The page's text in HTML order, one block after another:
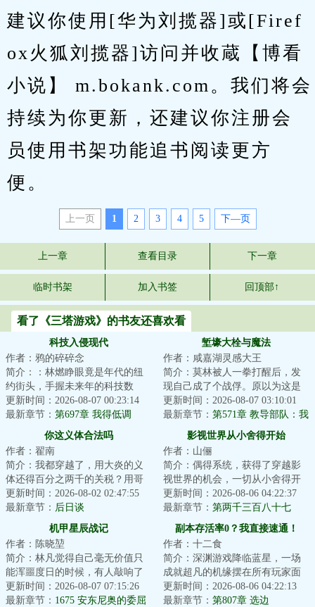
建议你使用[华为刘揽器]或[Firef
ox火狐刘揽器]访问并收蔵【博看
小说】 m.bokank.com。我们将会
持续为你更新，还建议你注册会
员使用书架功能追书阅读更方
便。
上一页 1 2 3 4 5 下—页
上一章 查看目录 下一章
临时书架 加入书签 回顶部↑
看了《三塔游戏》的书友还喜欢看
科技入侵现代
作者：鸦的碎碎念
简介：：林燃睁眼竟是年代的纽
约街头，手握未来年的科技数
据，却成了没有身份的“黑户”。他
不得不用一篇...
更新时间：2026-08-07 00:23:14
最新章节： 第697章 我得低调
堑壕大栓与魔法
作者：咸嘉湖灵感大王
简介：莫林被人一拳打醒后，发
现自己成了个战俘。原以为这是
个类似一战爆发前夜的世界，却
发现实际情况比...
更新时间：2026-08-07 03:10:01
最新章节： 第571章 教导部队：我
已启动！
你这义体合法吗
作者：翟南
简介：我都穿越了，用大炎的义
体还得百分之两千的关税？用哥
联义体我还没医保？无线上网还
tm的得交专利费...
更新时间：2026-08-02 02:47:55
最新章节： 后日谈
影视世界从小舍得开始
作者：山俪
简介：偶得系统，获得了穿越影
视世界的机会，一切从小舍得开
始！（穿越以都市世界为主，比
如小舍得，咱们...
更新时间：2026-08-06 04:22:37
最新章节： 第两千三百八十七
章：两年变化，各自走向
机甲星辰战记
作者：陈晓堃
简介：林凡觉得自己毫无价值只
能浑噩度日的时候，有人敲响了
她的门，说她是会变身凹凸曼的
大英雄压根不相...
更新时间：2026-08-07 07:15:26
最新章节： 1675 安东尼奥的委屈
副本存活率0？我直接速通！
作者：十二食
简介：深渊游戏降临蓝星，一场
成就超凡的机缘摆在所有玩家面
前。置身危险诡异的深渊游戏，
一步踏错，万劫...
更新时间：2026-08-06 04:22:13
最新章节： 第807章 选边